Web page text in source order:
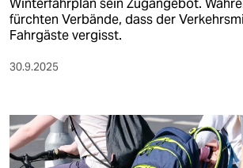
Winterfahrplan sein Zugangebot.
fürchten Verbände, dass der
Fahrgäste vergisst.
30.9.2025